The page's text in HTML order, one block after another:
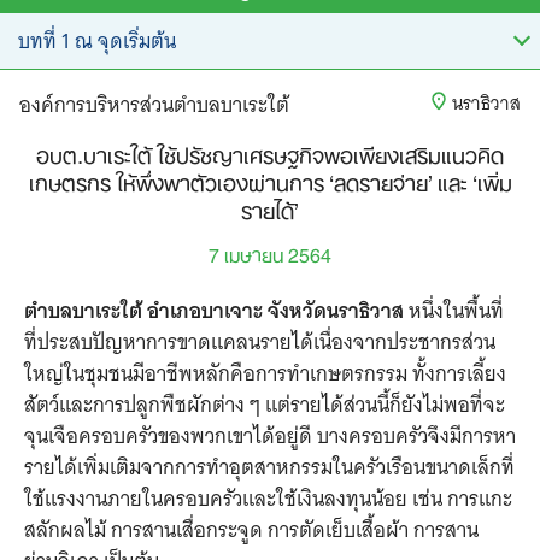
องค์การบริหารส่วนตำบลบาเระใต้ นราธิวาส
อบต.บาเระใต้ ใช้ปรัชญาเศรษฐกิจพอเพียงเสริมแนวคิด
เกษตรกร ให้พึ่งพาตัวเองผ่านการ ‘ลดรายจ่าย’ และ ‘เพิ่ม
รายได้’
7 เมษายน 2564
ตำบลบาเระใต้ อำเภอบาเจาะ จังหวัดนราธิวาสหนึ่งในพื้นที่
ที่ประสบปัญหาการขาดแคลนรายได้เนื่องจากประชากรส่วน
ใหญ่ในชุมชนมีอาชีพหลักคือการทำเกษตรกรรม ทั้งการเลี้ยง
สัตว์และการปลูกพืชผักต่าง ๆ แต่รายได้ส่วนนี้ก็ยังไม่พอที่จะ
จุนเจือครอบครัวของพวกเขาได้อยู่ดี บางครอบครัวจึงมีการหา
รายได้เพิ่มเติมจากการทำอุตสาหกรรมในครัวเรือนขนาดเล็กที่
ใช้แรงงานภายในครอบครัวและใช้เงินลงทุนน้อย เช่น การแกะ
สลักผลไม้ การสานเสื่อกระจูด การตัดเย็บเสื้อผ้า การสาน